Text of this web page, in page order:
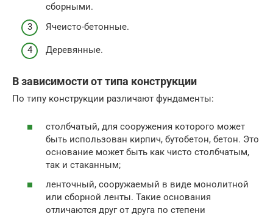
сборными.
Ячеисто-бетонные.
Деревянные.
В зависимости от типа конструкции
По типу конструкции различают фундаменты:
столбчатый, для сооружения которого может
быть использован кирпич, бутобетон, бетон. Это
основание может быть как чисто столбчатым,
так и стаканным;
ленточный, сооружаемый в виде монолитной
или сборной ленты. Такие основания
отличаются друг от друга по степени